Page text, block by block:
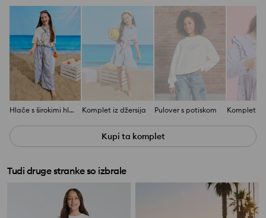
Hlače s širokimi hlačnicami Komplet iz džersija Pulover s potiskom Komplet
Kupi ta komplet
Tudi druge stranke so izbrale